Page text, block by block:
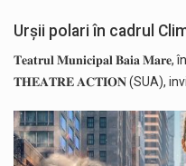
Urșii polari în cadrul
𝐓𝐞𝐚𝐭𝐫𝐮𝐥 𝐌𝐮𝐧𝐢𝐜𝐢𝐩𝐚𝐥 𝐁𝐚𝐢𝐚
𝐓𝐇𝐄𝐀𝐓𝐑𝐄 𝐀𝐂𝐓𝐈𝐎𝐍 (SUA),